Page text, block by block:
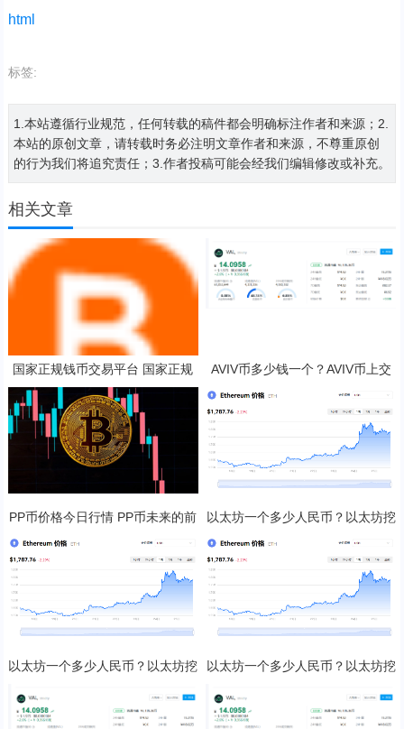
html
标签:
1.本站遵循行业规范，任何转载的稿件都会明确标注作者和来源；2.
本站的原创文章，请转载时务必注明文章作者和来源，不尊重原创
的行为我们将追究责任；3.作者投稿可能会经我们编辑修改或补充。
相关文章
国家正规钱币交易平台 国家正规
钱币交易平台排名
AVIV币多少钱一个？AVIV币上交
PP币价格今日行情 PP币未来的前
以太坊一个多少人民币？以太坊挖
以太坊一个多少人民币？以太坊挖
以太坊一个多少人民币？以太坊挖